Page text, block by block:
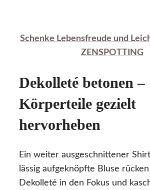
Schenke Lebensfreude und
ZENSPOTTING
Dekolleté betonen –
Körperteile gezielt
hervorheben
Ein weiter ausgeschnittener
lässig aufgeknöpfte Bluse rücken
Dekolleté in den Fokus und